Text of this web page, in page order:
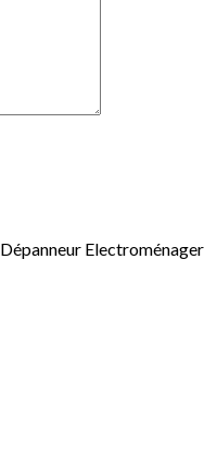
Dépanneur Electroménager